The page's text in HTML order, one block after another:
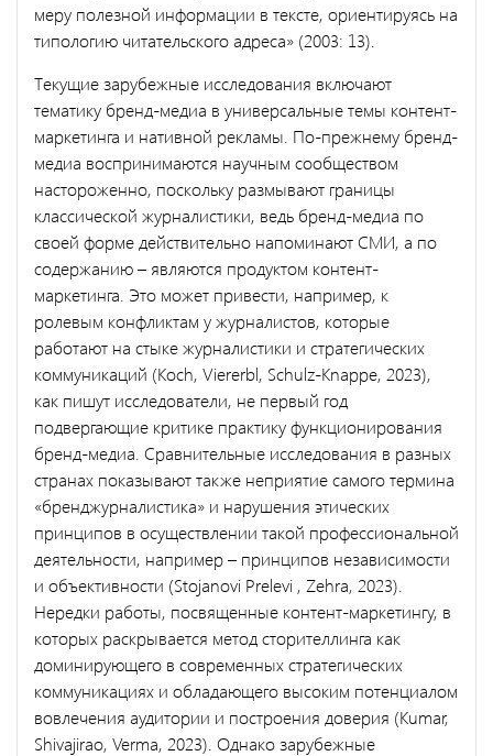
меру полезной информации в тексте, ориентируясь на
типологию читательского адреса» (2003: 13).
Текущие зарубежные исследования включают
тематику бренд-медиа в универсальные темы контент-
маркетинга и нативной рекламы. По-прежнему бренд-
медиа воспринимаются научным сообществом
настороженно, поскольку размывают границы
классической журналистики, ведь бренд-медиа по
своей форме действительно напоминают СМИ, а по
содержанию – являются продуктом контент-
маркетинга. Это может привести, например, к
ролевым конфликтам у журналистов, которые
работают на стыке журналистики и стратегических
коммуникаций (Koch, Viererbl, Schulz-Knappe, 2023),
как пишут исследователи, не первый год
подвергающие критике практику функционирования
бренд-медиа. Сравнительные исследования в разных
странах показывают также неприятие самого термина
«бренджурналистика» и нарушения этических
принципов в осуществлении такой профессиональной
деятельности, например – принципов независимости
и объективности (Stojanovi Prelevi , Zehra, 2023).
Нередки работы, посвященные контент-маркетингу, в
которых раскрывается метод сторителлинга как
доминирующего в современных стратегических
коммуникациях и обладающего высоким потенциалом
вовлечения аудитории и построения доверия (Kumar,
Shivajirao, Verma, 2023). Однако зарубежные